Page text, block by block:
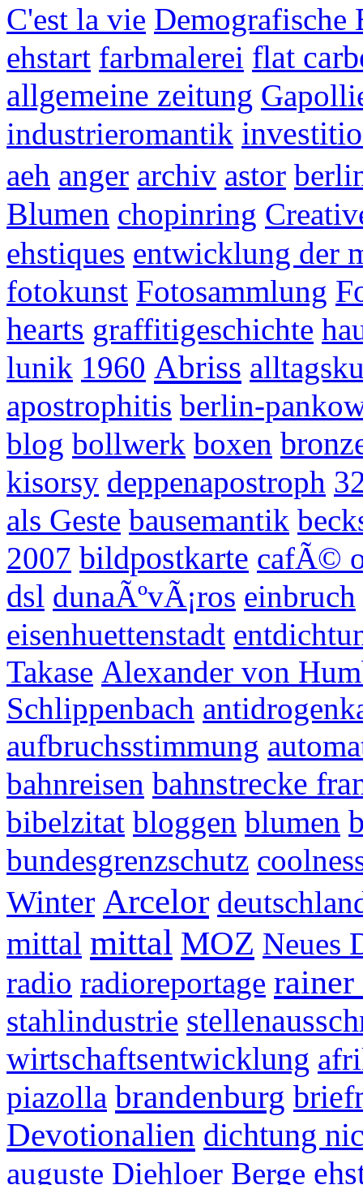
C'est la vie
ehstart farbmalerei flat
allgemeine zeitung
industrieromantik
aeh anger archiv astor
Blumen chopinring
ehstiques entwicklung der
fotokunst Fotosammlung
hearts graffitigeschichte
lunik 1960 Abriss
apostrophitis berlin-
blog bollwerk boxen
kisorsy deppenapostroph
als Geste bausemantik
2007 bildpostkarte cafÃ©
dsl dunaÃºvÃ¡ros einbruch
eisenhuettenstadt
Takase Alexander von
Schlippenbach
aufbruchsstimmung
bahnreisen bahnstrecke
bibelzitat bloggen blumen
bundesgrenzschutz
Winter Arcelor
mittal mittal MOZ Neues
radio radioreportage rainer
stahlindustrie
wirtschaftsentwicklung
piazolla brandenburg
Devotionalien dichtung
auguste Diehloer Berge